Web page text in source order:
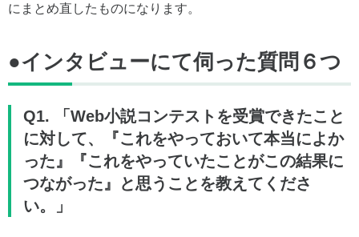
にまとめ直したものになります。
●インタビューにて伺った質問６つ
Q1. 「Web小説コンテストを受賞できたこと
に対して、『これをやっておいて本当によか
った』『これをやっていたことがこの結果に
つながった』と思うことを教えてくださ
い。」